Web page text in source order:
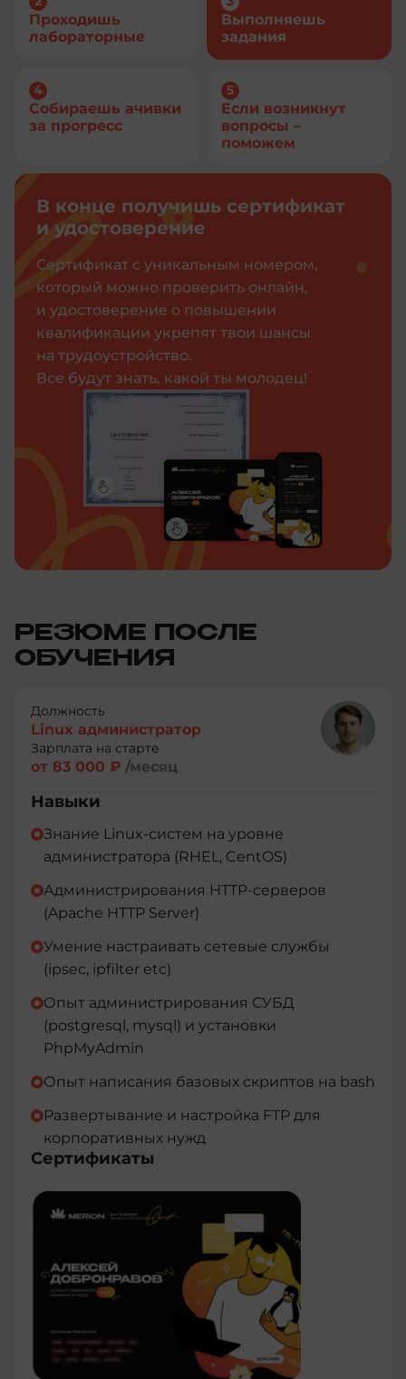
Проходишь
лабораторные
Выполняешь
задания
Собираешь ачивки
за прогресс
Если возникнут
вопросы –
поможем
В конце получишь сертификат
и удостоверение
Сертификат с уникальным номером,
который можно проверить онлайн,
и удостоверение о повышении
квалификации укрепят твои шансы
на трудоустройство.
Все будут знать, какой ты молодец!
РЕЗЮМЕ ПОСЛЕ
ОБУЧЕНИЯ
Должность
Linux администратор
Зарплата на старте
от 83 000 ₽ /месяц
Навыки
Знание Linux-систем на уровне
администратора (RHEL, CentOS)
Администрирования HTTP-серверов
(Apache HTTP Server)
Умение настраивать сетевые службы
(ipsec, ipfilter etc)
Опыт администрирования СУБД
(postgresql, mysql) и установки
PhpMyAdmin
Опыт написания базовых скриптов на bash
Развертывание и настройка FTP для
корпоративных нужд
Сертификаты